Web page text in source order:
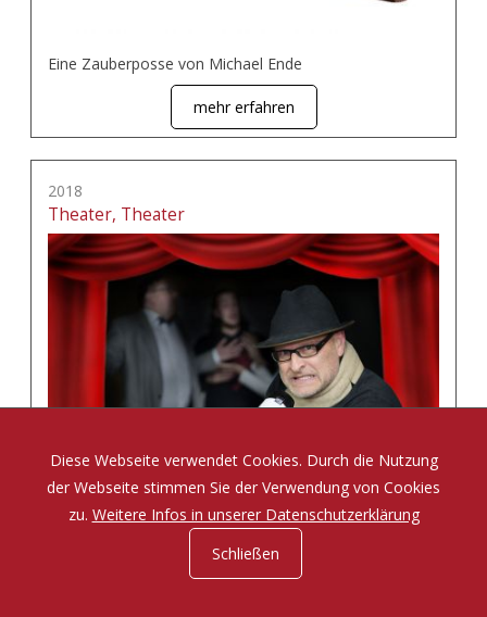
Eine Zauberposse von Michael Ende
mehr erfahren
2018
Theater, Theater
Eine Komödie von Tom Müller und Sabine Misiorny
Diese Webseite verwendet Cookies. Durch die Nutzung
der Webseite stimmen Sie der Verwendung von Cookies
zu. Weitere Infos in unserer Datenschutzerklärung
Schließen